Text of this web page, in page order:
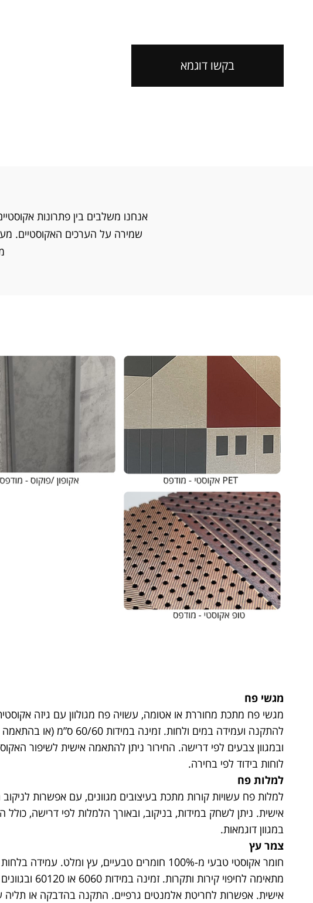
בקשו דוגמא
אנחנו משלבים בין פתרונות
שמירה על הערכים האקוסטיים.
מגשי פח
מגשי פח מתכת מחוררת או אטומה, עשויה פח מגולוון עם גיזה
להתקנה ועמידה במים ולחות. זמינה במידות 60/60
ובמגוון צבעים לפי דרישה. החירור ניתן להתאמה אישית לשיפור
לוחות בידוד לפי בחירה.
למלות פח
למלות פח עשויות קורות מתכת בעיצובים מגוונים, עם אפשרות
אישית. ניתן לשחק במידות, בניקוב, ובאורך הלמלות לפי דרישה, כולל
במגוון דוגמאות.
צמר עץ
חומר אקוסטי טבעי מ-100% חומרים טבעיים, עץ ומלט. עמידה
מתאימה לחיפוי קירות ותקרות.
אישית. אפשרות לחריטת אלמנטים גרפיים. התקנה בהדבקה או תליה